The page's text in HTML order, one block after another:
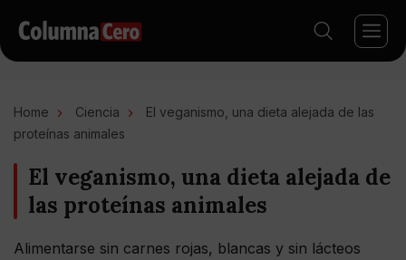
Home Ciencia
El veganismo, una dieta alejada de las
proteínas animales
El veganismo, una dieta alejada de
las proteínas animales
Alimentarse sin carnes rojas, blancas y sin lácteos